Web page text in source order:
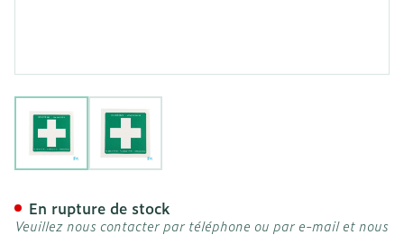
View larger imageView larger image
En rupture de stock
Veuillez nous contacter par téléphone ou par e-mail et nous